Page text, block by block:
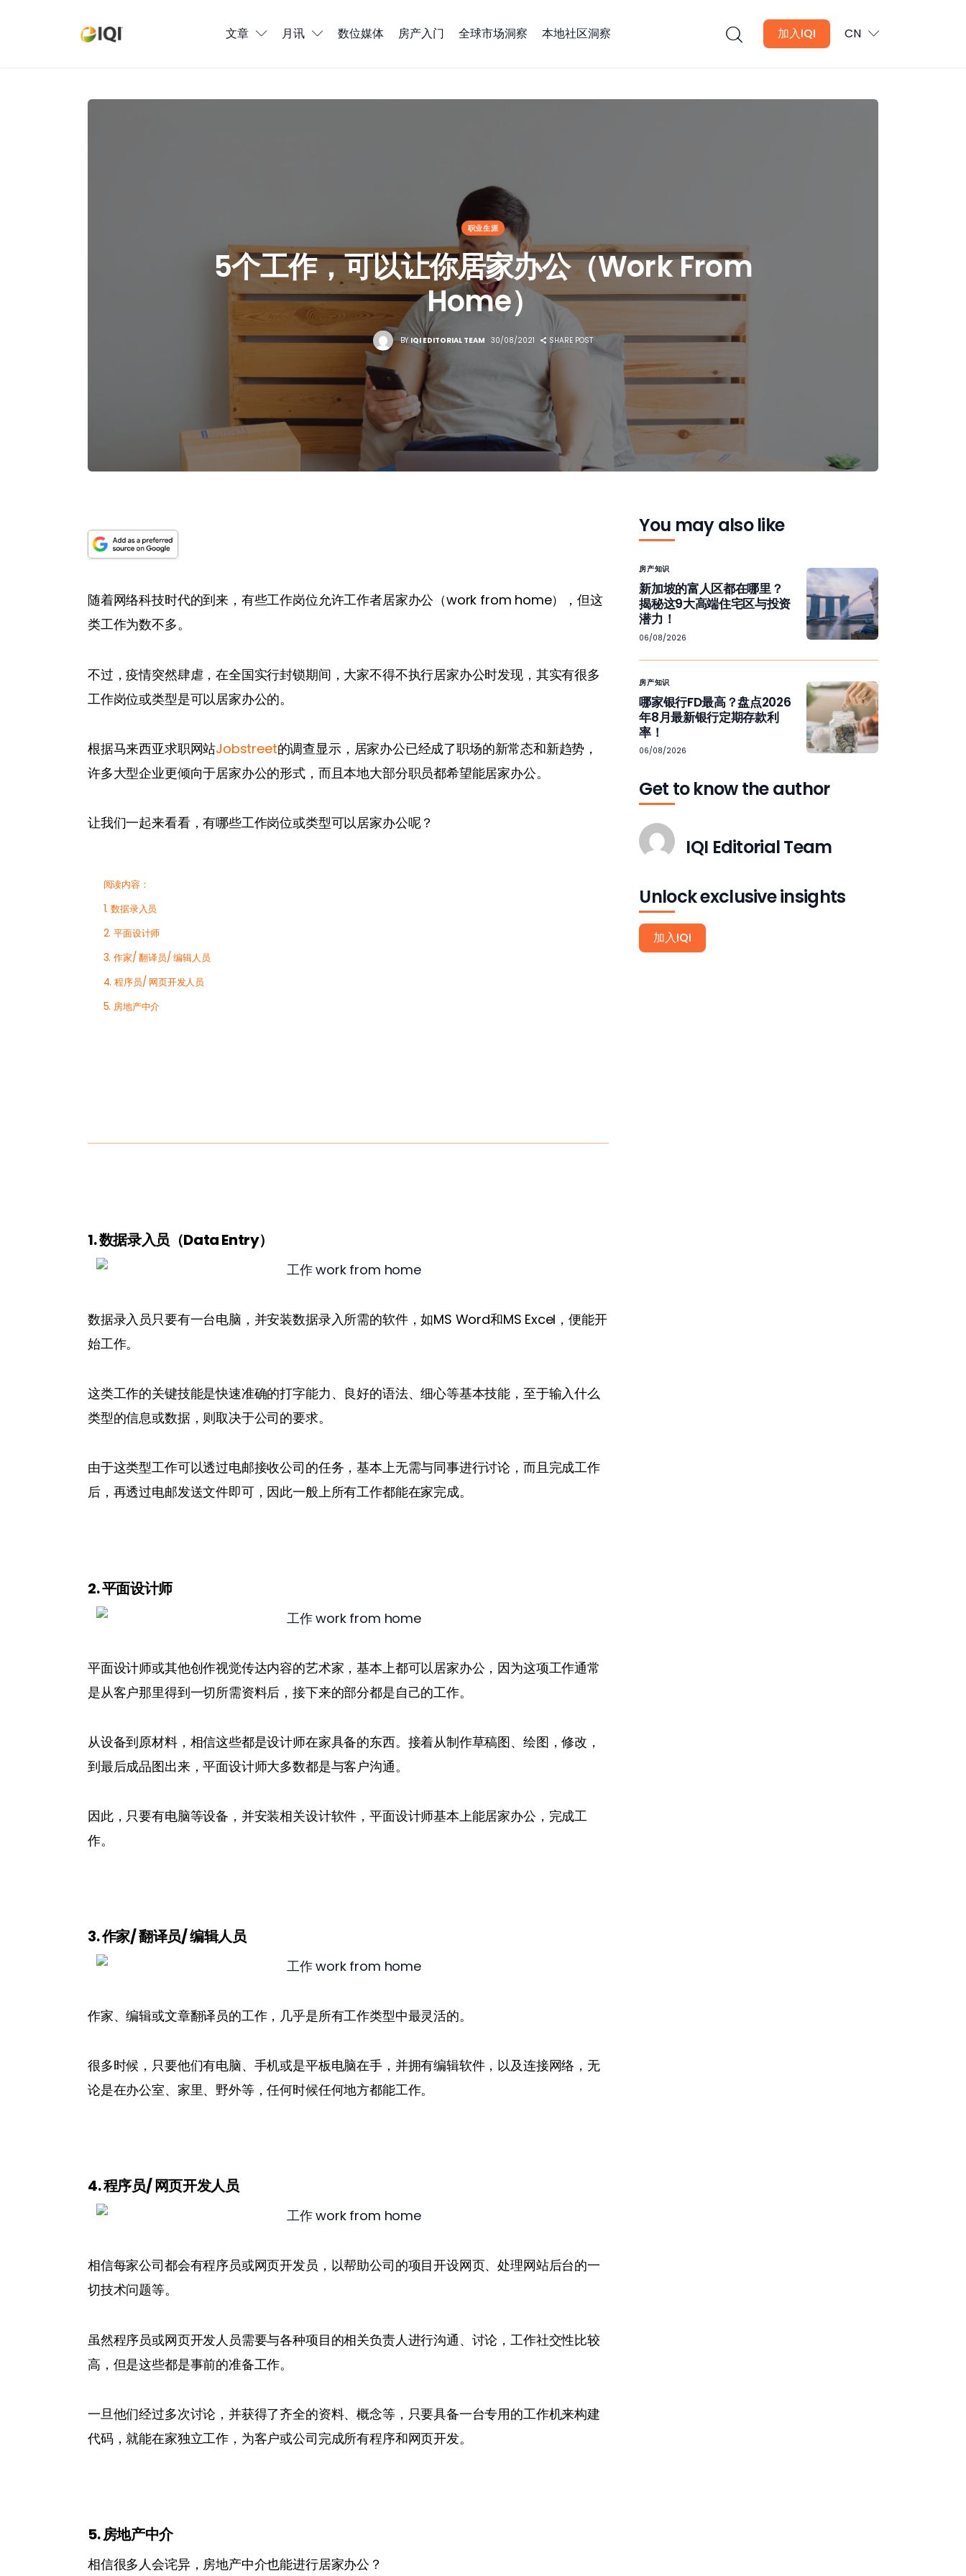
文章 月讯 数位媒体 房产入门 全球市场洞察 本地社区洞察 加入IQI CN
职业生涯
5个工作，可以让你居家办公（Work From
Home）
BY IQI EDITORIAL TEAM 30/08/2021 SHARE POST
随着网络科技时代的到来，有些工作岗位允许工作者居家办公（work from home），但这
类工作为数不多。
不过，疫情突然肆虐，在全国实行封锁期间，大家不得不执行居家办公时发现，其实有很多
工作岗位或类型是可以居家办公的。
根据马来西亚求职网站Jobstreet的调查显示，居家办公已经成了职场的新常态和新趋势，
许多大型企业更倾向于居家办公的形式，而且本地大部分职员都希望能居家办公。
让我们一起来看看，有哪些工作岗位或类型可以居家办公呢？
阅读内容：
1. 数据录入员
2. 平面设计师
3. 作家/ 翻译员/ 编辑人员
4. 程序员/ 网页开发人员
5. 房地产中介
1. 数据录入员（Data Entry）
数据录入员只要有一台电脑，并安装数据录入所需的软件，如MS Word和MS Excel，便能开
始工作。
这类工作的关键技能是快速准确的打字能力、良好的语法、细心等基本技能，至于输入什么
类型的信息或数据，则取决于公司的要求。
由于这类型工作可以透过电邮接收公司的任务，基本上无需与同事进行讨论，而且完成工作
后，再透过电邮发送文件即可，因此一般上所有工作都能在家完成。
2. 平面设计师
平面设计师或其他创作视觉传达内容的艺术家，基本上都可以居家办公，因为这项工作通常
是从客户那里得到一切所需资料后，接下来的部分都是自己的工作。
从设备到原材料，相信这些都是设计师在家具备的东西。接着从制作草稿图、绘图，修改，
到最后成品图出来，平面设计师大多数都是与客户沟通。
因此，只要有电脑等设备，并安装相关设计软件，平面设计师基本上能居家办公，完成工
作。
3. 作家/翻译员/编辑人员
作家、编辑或文章翻译员的工作，几乎是所有工作类型中最灵活的。
很多时候，只要他们有电脑、手机或是平板电脑在手，并拥有编辑软件，以及连接网络，无
论是在办公室、家里、野外等，任何时候任何地方都能工作。
4. 程序员/网页开发人员
相信每家公司都会有程序员或网页开发员，以帮助公司的项目开设网页、处理网站后台的一
切技术问题等。
虽然程序员或网页开发人员需要与各种项目的相关负责人进行沟通、讨论，工作社交性比较
高，但是这些都是事前的准备工作。
一旦他们经过多次讨论，并获得了齐全的资料、概念等，只要具备一台专用的工作机来构建
代码，就能在家独立工作，为客户或公司完成所有程序和网页开发。
5. 房地产中介
相信很多人会诧异，房地产中介也能进行居家办公？
You may also like
房产知识
新加坡的富人区都在哪里？
揭秘这9大高端住宅区与投资
潜力！
06/08/2026
房产知识
哪家银行FD最高？盘点2026
年8月最新银行定期存款利
率！
06/08/2026
Get to know the author
IQI Editorial Team
Unlock exclusive insights
加入IQI